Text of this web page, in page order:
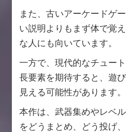
また、古いアーケードゲ
い説明よりもまず体で覚
な人にも向いています。
一方で、現代的なチュー
長要素を期待すると、遊
見える可能性があります。
本作は、武器集めやレベ
をどうまとめ、どう投げ